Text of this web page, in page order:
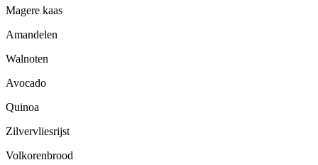
Magere kaas
Amandelen
Walnoten
Avocado
Quinoa
Zilvervliesrijst
Volkorenbrood